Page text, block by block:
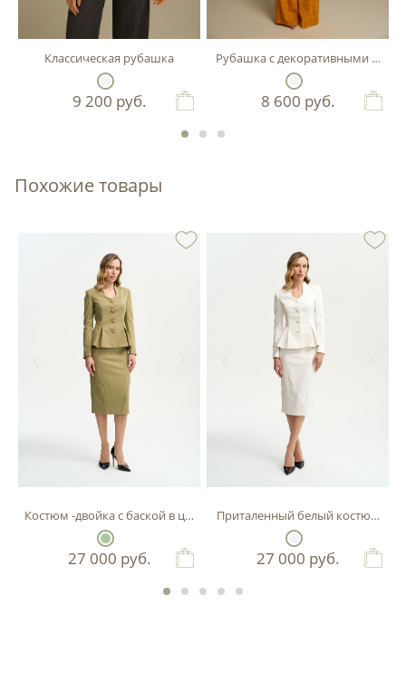
Классическая рубашка
9 200 руб.
Рубашка с декоративными
8 600 руб.
Похожие товары
Костюм -двойка с баской в цвете фисташка
27 000 руб.
Приталенный белый костюм-
27 000 руб.